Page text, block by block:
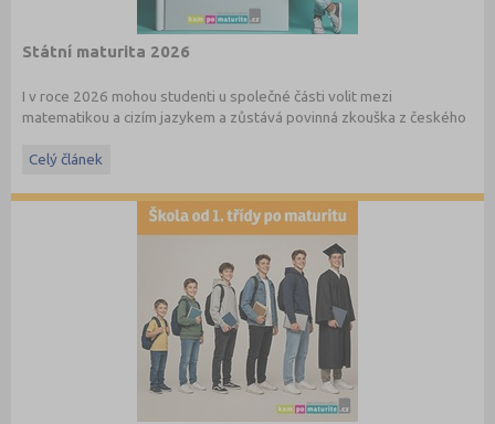
Státní maturita 2026
I v roce 2026 mohou studenti u společné části volit mezi
matematikou a cizím jazykem a zůstává povinná zkouška z českého
informacemi.
Celý článek